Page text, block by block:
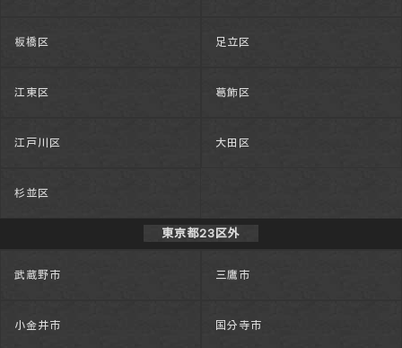
板橋区 足立区
江東区 葛飾区
江戸川区 大田区
杉並区
東京都23区外
武蔵野市 三鷹市
小金井市 国分寺市